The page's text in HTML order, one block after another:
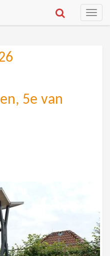
Toggle
5e van